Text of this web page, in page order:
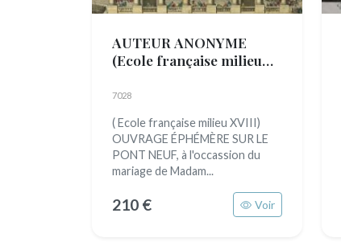
AUTEUR ANONYME
(Ecole française milieu
7028
( Ecole française milieu XVIII)
OUVRAGE ÉPHÉMÈRE SUR LE
PONT NEUF, à l'occassion du
mariage de Madam...
210 € Voir